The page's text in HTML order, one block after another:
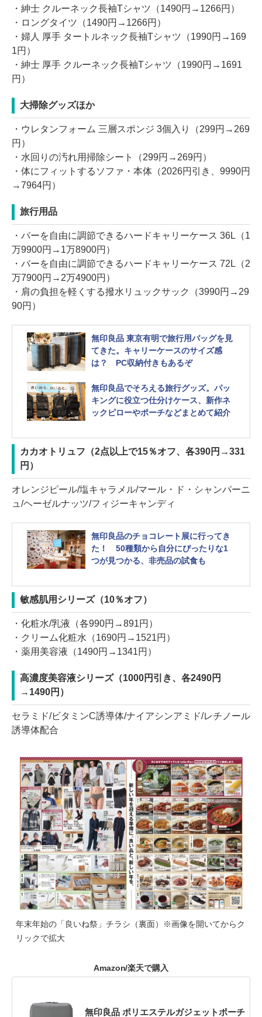
・紳士 クルーネック長袖Tシャツ（1490円→1266円）
・ロングタイツ（1490円→1266円）
・婦人 厚手 タートルネック長袖Tシャツ（1990円→169
1円）
・紳士 厚手 クルーネック長袖Tシャツ（1990円→1691
円）
大掃除グッズほか
・ウレタンフォーム 三層スポンジ 3個入り（299円→269
円）
・水回りの汚れ用掃除シート（299円→269円）
・体にフィットするソファ・本体（2026円引き、9990円
→7964円）
旅行用品
・バーを自由に調節できるハードキャリーケース 36L（1
万9900円→1万8900円）
・バーを自由に調節できるハードキャリーケース 72L（2
万7900円→2万4900円）
・肩の負担を軽くする撥水リュックサック（3990円→29
90円）
無印良品 東京有明で旅行用バッグを見
てきた。キャリーケースのサイズ感
は？ PC収納付きもあるぞ
無印良品でそろえる旅行グッズ。パッ
キングに役立つ仕分けケース、新作ネ
ックピローやポーチなどまとめて紹介
カカオトリュフ（2点以上で15％オフ、各390円→331
円）
オレンジピール/塩キャラメル/マール・ド・シャンパーニ
ュ/ヘーゼルナッツ/フィジーキャンディ
無印良品のチョコレート展に行ってき
た！ 50種類から自分にぴったりな1
つが見つかる、非売品の試食も
敏感肌用シリーズ（10％オフ）
・化粧水/乳液（各990円→891円）
・クリーム化粧水（1690円→1521円）
・薬用美容液（1490円→1341円）
高濃度美容液シリーズ（1000円引き、各2490円
→1490円）
セラミド/ビタミンC誘導体/ナイアシンアミド/レチノール
誘導体配合
年末年始の「良いね祭」チラシ（裏面）※画像を開いてからク
リックで拡大
Amazon/楽天で購入
無印良品 ポリエステルガジェットポーチ